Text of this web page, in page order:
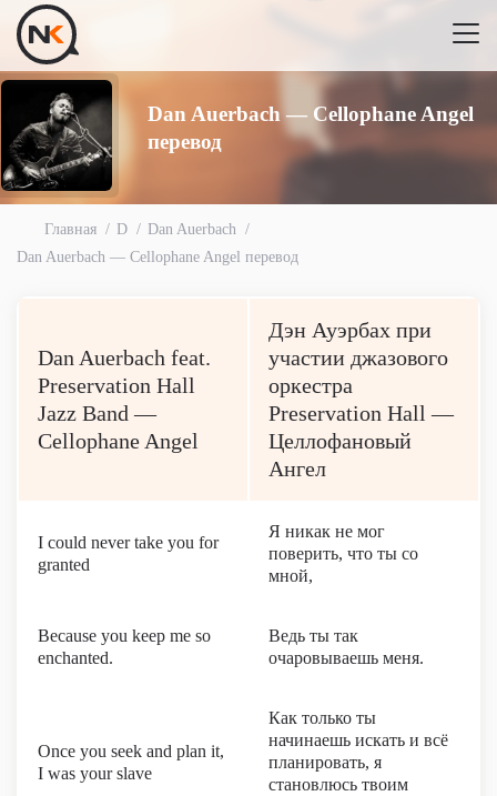
Dan Auerbach — Cellophane Angel
перевод
Главная D
Dan Auerbach
Dan Auerbach — Cellophane Angel перевод
Dan Auerbach feat.
Preservation Hall
Jazz Band —
Cellophane Angel
Дэн Ауэрбах при
участии джазового
оркестра
Preservation Hall —
Целлофановый
Ангел
I could never take you for
granted
Я никак не мог
поверить, что ты со
мной,
Because you keep me so
enchanted.
Ведь ты так
очаровываешь меня.
Once you seek and plan it,
I was your slave
Как только ты
начинаешь искать и всё
планировать, я
становлюсь твоим